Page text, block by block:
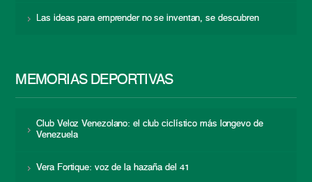
Las ideas para emprender no se inventan, se descubren
MEMORIAS DEPORTIVAS
Club Veloz Venezolano: el club ciclístico más longevo de
Venezuela
Vera Fortique: voz de la hazaña del 41